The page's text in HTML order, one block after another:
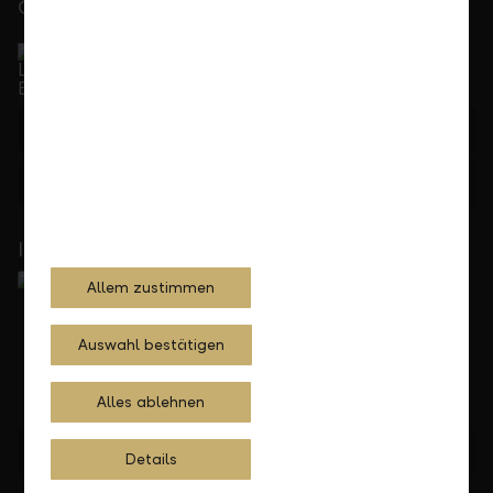
Gerne für Sie da
In Ihrer Nähe
Standorte finden
Allem zustimmen
Auswahl bestätigen
Alles ablehnen
Details